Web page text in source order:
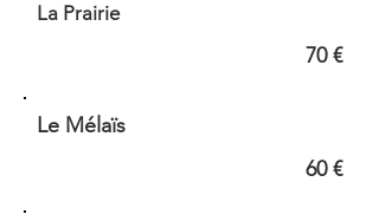
La Prairie
70 €
Le Mélaïs
60 €